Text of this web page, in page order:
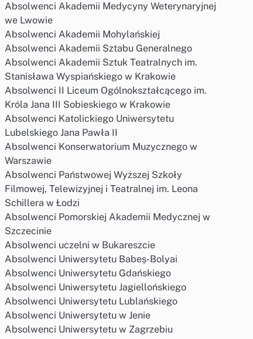
Absolwenci Akademii Medycyny Weterynaryjnej
we Lwowie
Absolwenci Akademii Mohylańskiej
Absolwenci Akademii Sztabu Generalnego
Absolwenci Akademii Sztuk Teatralnych im.
Stanisława Wyspiańskiego w Krakowie
Absolwenci II Liceum Ogólnokształcącego im.
Króla Jana III Sobieskiego w Krakowie
Absolwenci Katolickiego Uniwersytetu
Lubelskiego Jana Pawła II
Absolwenci Konserwatorium Muzycznego w
Warszawie
Absolwenci Państwowej Wyższej Szkoły
Filmowej, Telewizyjnej i Teatralnej im. Leona
Schillera w Łodzi
Absolwenci Pomorskiej Akademii Medycznej w
Szczecinie
Absolwenci uczelni w Bukareszcie
Absolwenci Uniwersytetu Babeș-Bolyai
Absolwenci Uniwersytetu Gdańskiego
Absolwenci Uniwersytetu Jagiellońskiego
Absolwenci Uniwersytetu Lublańskiego
Absolwenci Uniwersytetu w Jenie
Absolwenci Uniwersytetu w Zagrzebiu